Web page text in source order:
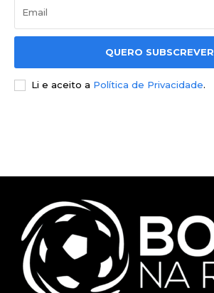
QUERO SUBSCREVER
Li e aceito a Política de Privacidade.